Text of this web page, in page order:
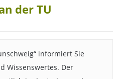
der TU
informiert Sie
Wissenswertes. Der